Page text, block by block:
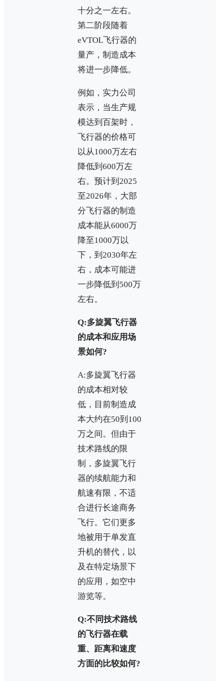
十分之一左右。
第二阶段随着
eVTOL飞行器的
量产，制造成本
将进一步降低。
例如，实力公司
表示，当生产规
模达到百架时，
飞行器的价格可
以从1000万左右
降低到600万左
右。预计到2025
至2026年，大部
分飞行器的制造
成本能从6000万
降至1000万以
下，到2030年左
右，成本可能进
一步降低到500万
左右。
Q:多旋翼飞行器
的成本和应用场
景如何?
A:多旋翼飞行器
的成本相对较
低，目前制造成
本大约在50到100
万之间。但由于
技术路线的限
制，多旋翼飞行
器的续航能力和
航速有限，不适
合进行长途商务
飞行。它们更多
地被用于单发直
升机的替代，以
及在特定场景下
的应用，如空中
游览等。
Q:不同技术路线
的飞行器在载
重、距离和速度
方面的比较如何?